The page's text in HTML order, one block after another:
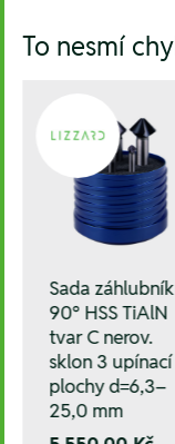
To nesmí
Sada
90° HSS TiAlN
tvar C nerov.
sklon 3 upínací
plochy d=6,3–
25,0 mm